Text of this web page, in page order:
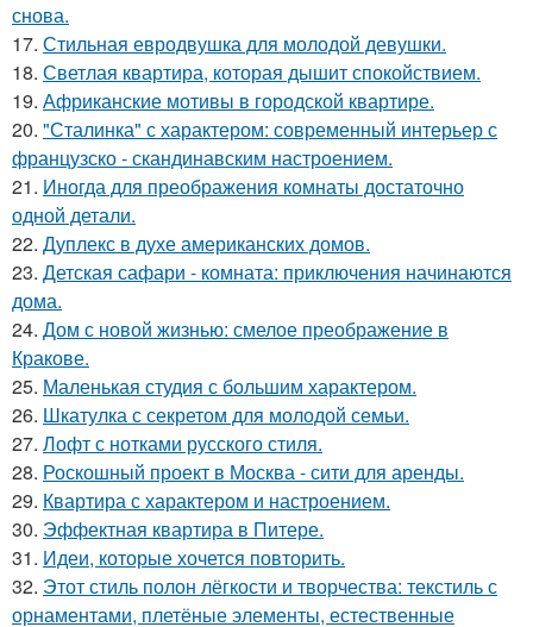
снова.
17. Стильная евродвушка для молодой девушки.
18. Светлая квартира, которая дышит спокойствием.
19. Африканские мотивы в городской квартире.
20. "Сталинка" с характером: современный интерьер с
французско - скандинавским настроением.
21. Иногда для преображения комнаты достаточно
одной детали.
22. Дуплекс в духе американских домов.
23. Детская сафари - комната: приключения начинаются
дома.
24. Дом с новой жизнью: смелое преображение в
Кракове.
25. Маленькая студия с большим характером.
26. Шкатулка с секретом для молодой семьи.
27. Лофт с нотками русского стиля.
28. Роскошный проект в Москва - сити для аренды.
29. Квартира с характером и настроением.
30. Эффектная квартира в Питере.
31. Идеи, которые хочется повторить.
32. Этот стиль полон лёгкости и творчества: текстиль с
орнаментами, плетёные элементы, естественные